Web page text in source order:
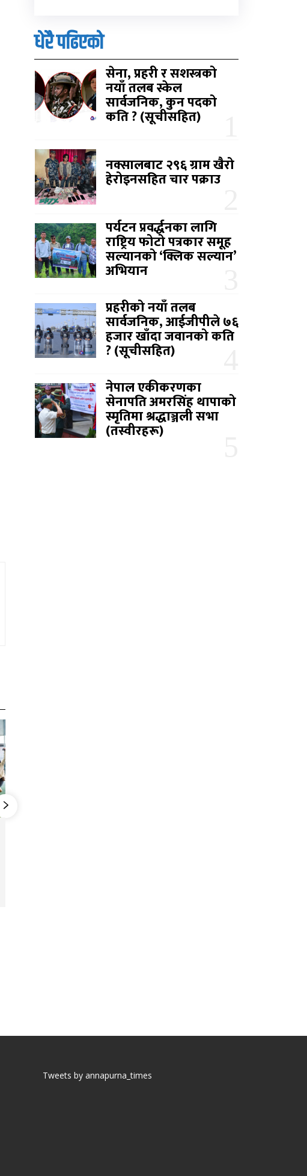
धेरै पढिएको
सेना, प्रहरी र सशस्त्रको
नयाँ तलब स्केल
सार्वजनिक, कुन पदको
कति ? (सूचीसहित)
नक्सालबाट २९६ ग्राम खैरो
हेरोइनसहित चार पक्राउ
पर्यटन प्रवर्द्धनका लागि
राष्ट्रिय फोटो पत्रकार समूह
सल्यानको ‘क्लिक सल्यान’
अभियान
प्रहरीको नयाँ तलब
सार्वजनिक, आईजीपीले ७६
हजार खाँदा जवानको कति
? (सूचीसहित)
नेपाल एकीकरणका
सेनापति अमरसिंह थापाको
स्मृतिमा श्रद्धाञ्जली सभा
(तस्वीरहरू)
Tweets by annapurna_times